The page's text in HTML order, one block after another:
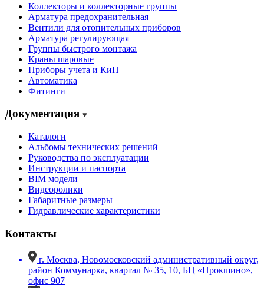
Коллекторы и коллекторные группы
Арматура предохранительная
Вентили для отопительных приборов
Арматура регулирующая
Группы быстрого монтажа
Краны шаровые
Приборы учета и КиП
Автоматика
Фитинги
Документация
Каталоги
Альбомы технических решений
Руководства по эксплуатации
Инструкции и паспорта
BIM модели
Видеоролики
Габаритные размеры
Гидравлические характеристики
Контакты
г. Москва, Новомосковский административный округ,
район Коммунарка, квартал № 35, 10, БЦ «Прокшино»,
офис 907